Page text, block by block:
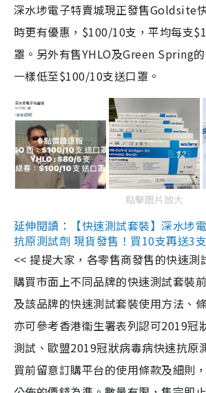
深水埗電子特賣城現正發售Goldsite
時更有優惠，$100/10支，平均每支
罩。另外有售YHLO及Green Spring的
一樣低至$100/10支送口罩。
點擊圖片放大
延伸閱讀：【快速測試套裝】深水埗
抗原測試劑 現貨發售！買10支再送3
<< 提提大家，各零售商發售的快速測
購買市面上不同品牌的快速測試套裝
及該品牌的快速測試套裝使用方法、
亦可參考香港衞生署表列認可2019冠
測試、歐盟2019冠狀病毒病快速抗原
買前留意訂購平台的使用條款及細則